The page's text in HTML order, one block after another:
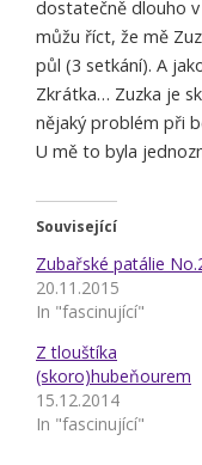
dostatečně dlouho
můžu říct, že mě
půl (3 setkání). A
Zkrátka… Zuzka je
nějaký problém při
U mě to byla
Související
Zubařské patálie
20.11.2015
In "fascinující"
Z tlouštíka
(skoro)hubeňourem
15.12.2014
In "fascinující"